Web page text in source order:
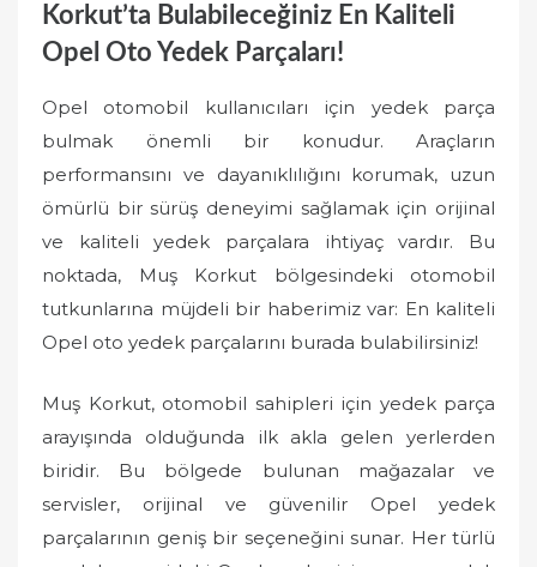
Korkut’ta Bulabileceğiniz En Kaliteli
Opel Oto Yedek Parçaları!
Opel otomobil kullanıcıları için yedek parça
bulmak önemli bir konudur. Araçların
performansını ve dayanıklılığını korumak, uzun
ömürlü bir sürüş deneyimi sağlamak için orijinal
ve kaliteli yedek parçalara ihtiyaç vardır. Bu
noktada, Muş Korkut bölgesindeki otomobil
tutkunlarına müjdeli bir haberimiz var: En kaliteli
Opel oto yedek parçalarını burada bulabilirsiniz!
Muş Korkut, otomobil sahipleri için yedek parça
arayışında olduğunda ilk akla gelen yerlerden
biridir. Bu bölgede bulunan mağazalar ve
servisler, orijinal ve güvenilir Opel yedek
parçalarının geniş bir seçeneğini sunar. Her türlü